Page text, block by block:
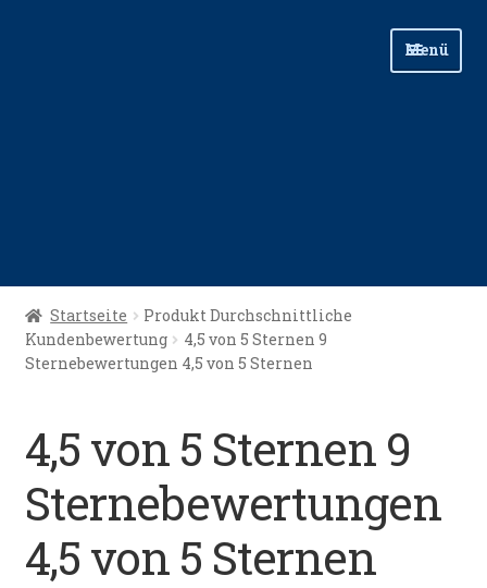
Menü
Start
Angellinks
Angelvideos
Datenschutz
Impressum
Startseite
Produkt Durchschnittliche
Kundenbewertung
4,5 von 5 Sternen 9
Sternebewertungen 4,5 von 5 Sternen
4,5 von 5 Sternen 9
Sternebewertungen
4,5 von 5 Sternen